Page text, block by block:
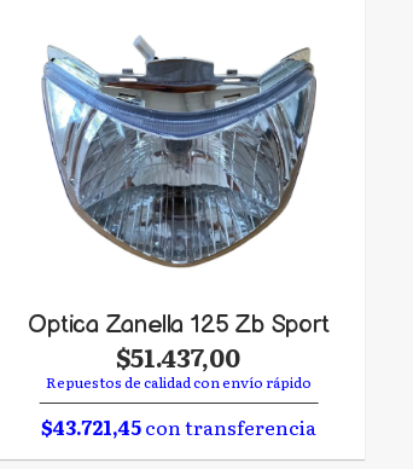
Optica Zanella 125 Zb Sport
$51.437,00
Repuestos de calidad con envío rápido
$43.721,45con transferencia